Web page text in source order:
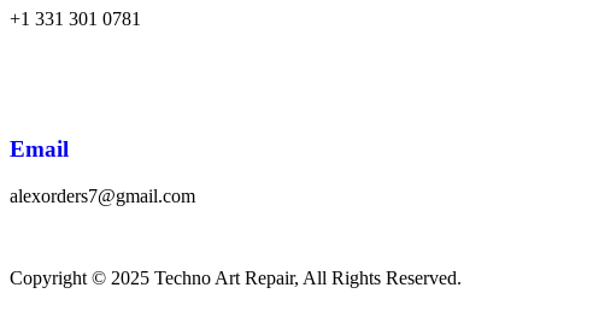
+1 331 301 0781
Email
alexorders7@gmail.com
Copyright © 2025 Techno Art Repair, All Rights Reserved.